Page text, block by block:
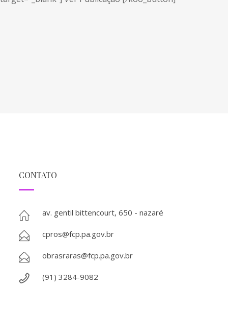
CONTATO
av. gentil bittencourt, 650 - nazaré
cpros@fcp.pa.gov.br
obrasraras@fcp.pa.gov.br
(91) 3284-9082